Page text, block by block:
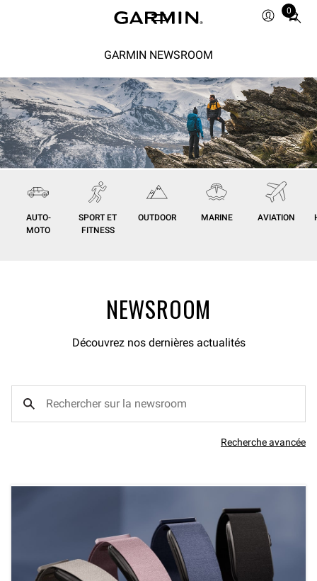
0
Total
0
GARMIN NEWSROOM
AUTO-
MOTO
SPORT ET
FITNESS
OUTDOOR MARINE AVIATION
NEWSROOM
Découvrez nos dernières actualités
Recherche avancée